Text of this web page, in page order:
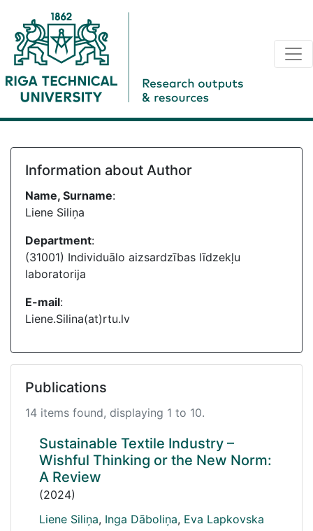
Information about Author
Name, Surname:
Liene Siliņa
Department:
(31001) Individuālo aizsardzības līdzekļu
laboratorija
E-mail:
Liene.Silina(at)rtu.lv
Publications
14 items found, displaying 1 to 10.
Sustainable Textile Industry –
Wishful Thinking or the New Norm:
A Review
(2024)
Liene Siliņa, Inga Dāboliņa, Eva Lapkovska